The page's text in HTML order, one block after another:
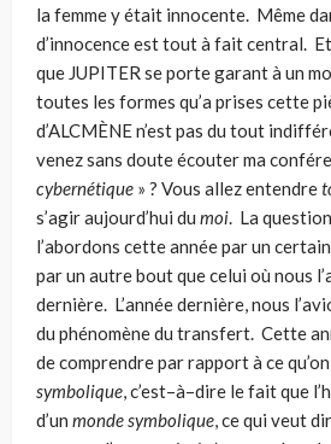
la femme y était innocente. Même
d’innocence est tout à fait cen­tral.
que JUPITER se porte garant à un
toutes les formes qu’a prises cette
d’ALCMÈNE n’est pas du tout
venez sans doute écouter ma
cybernétique » ? Vous allez entendre
s’agir aujourd’hui du moi. La
l’abordons cette année par un
par un autre bout que celui où nous
dernière. L’année dernière, nous
du phénomène du transfert. Cette
de comprendre par rapport à ce
symbolique, c’est–à–dire le fait que
d’un monde symbolique, ce qui veut